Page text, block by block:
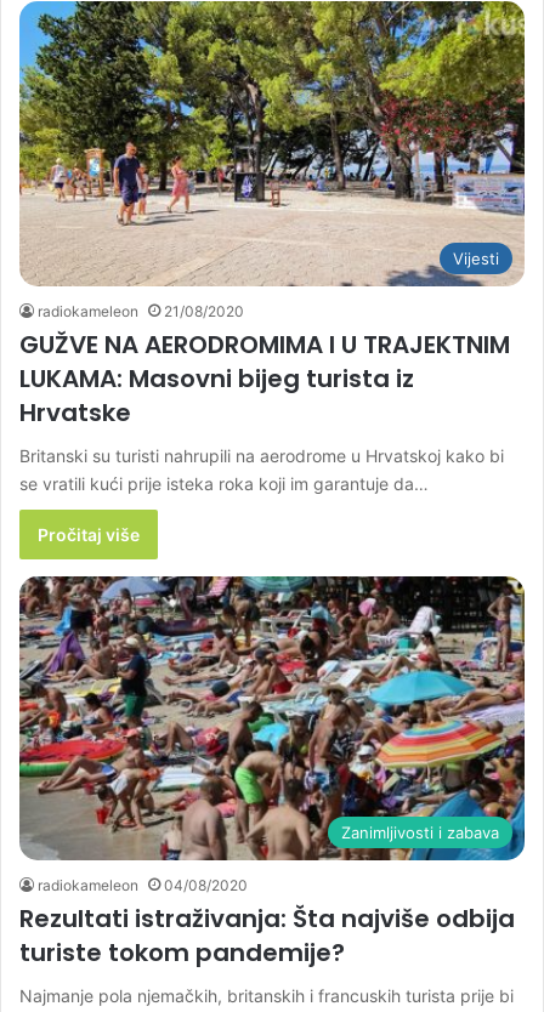
Vijesti
radiokameleon 21/08/2020
GUŽVE NA AERODROMIMA I U TRAJEKTNIM
LUKAMA: Masovni bijeg turista iz
Hrvatske
Britanski su turisti nahrupili na aerodrome u Hrvatskoj kako bi
se vratili kući prije isteka roka koji im garantuje da…
Pročitaj više
Zanimljivosti i zabava
radiokameleon 04/08/2020
Rezultati istraživanja: Šta najviše odbija
turiste tokom pandemije?
Najmanje pola njemačkih, britanskih i francuskih turista prije bi